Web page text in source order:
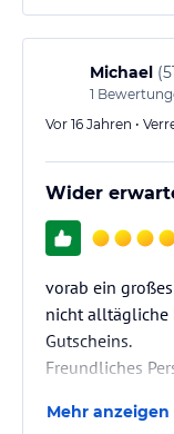
kann sich das
Zum Preis
Adelboden
Michael (
1
Vor 16 Jahren •
Wider
vorab ein
nicht alltägliche
Gutscheins.
Freundliches
Zimmer waren
Mehr anzeigen